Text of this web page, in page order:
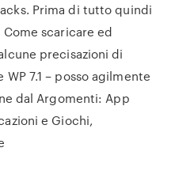
Prima di tutto quindi
scaricare ed
precisazioni di
7.1 – posso agilmente
dal Argomenti: App
e Giochi,